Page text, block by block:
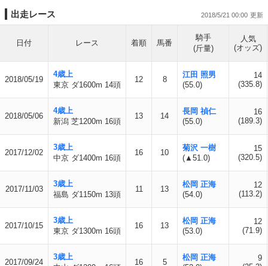
出走レース 2018/5/21 00:00
日付 レース 着順 馬番
騎手
(斤量)
人気
(オッズ)
2018/05/19
4歳上
東京 ダ1600m 14頭
12 8
江田 照男
(55.0)
14
(335.8)
2018/05/06
4歳上
新潟 芝1200m 16頭
13 14
長岡 禎仁
(55.0)
16
(189.3)
2017/12/02
3歳上
中京 ダ1400m 16頭
16 10
菊沢 一樹
(▲51.0)
15
(320.5)
2017/11/03
3歳上
福島 ダ1150m 13頭
11 13
松岡 正海
(54.0)
12
(113.2)
2017/10/15
3歳上
東京 ダ1300m 16頭
16 13
松岡 正海
(53.0)
12
(71.9)
2017/09/24
3歳上
16 5
松岡 正海
9